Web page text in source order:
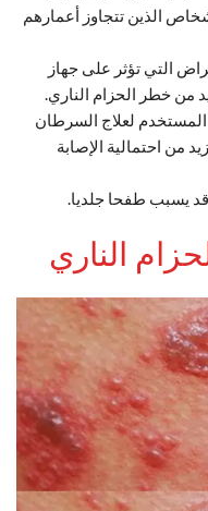
الذين تتجاوز أعمارهم
التي تؤثر على جهاز
من خطر الحزام الناري.
المستخدم لعلاج السرطان
من احتمالية الإصابة
قد يسبب طفحا جلديا.
الناري